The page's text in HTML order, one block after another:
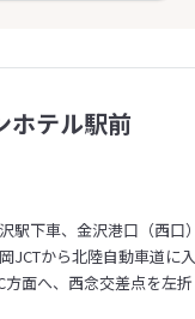
ホテル駅前
駅下車、金沢港口（西口
JCTから北陸自動車道に
面へ、西念交差点を左